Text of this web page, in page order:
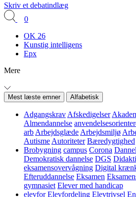
Skriv et debatindlæg
0
OK 26
Kunstig intelligens
Epx
Mere
Mest læste emner Alfabetisk
Adgangskrav Afskedigelser
Almendannelse
arb Arbejdsglæde Arbejdsmiljø
Autisme Autoriteter Bæredygtighed
Brobygning campus Corona
Demokratisk dannelse DGS
eksamensovervågning Digital
Efteruddannelse Eksamen
gymnasiet Elever med handicap
elevfor Elevfordeling Elevtrivsel